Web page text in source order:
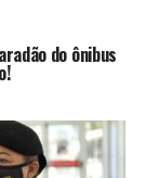
do ônibus